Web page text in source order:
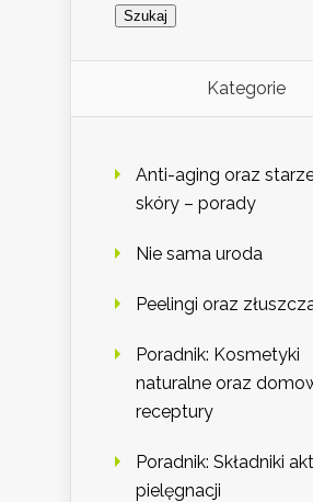
Kategorie
Anti-aging oraz
skóry – porady
Nie sama uroda
Peelingi oraz
Poradnik: Kosmetyki
naturalne oraz
receptury
Poradnik: Składniki
pielęgnacji